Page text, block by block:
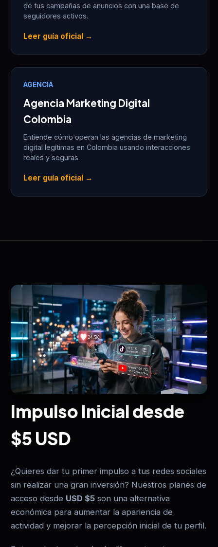
de tus campañas de anuncios con una base de
seguidores activos.
Leer guía oficial →
AGENCIA
Agencia Marketing Digital
Colombia
Entiende cómo operan las agencias de marketing
digital legítimas en Colombia usando interacciones
reales y seguras.
Leer guía oficial →
Impulso Inicial desde
$5 USD
¿Quieres dar tu primer impulso a tus redes sociales
sin realizar una gran inversión? Nuestros planes de
acceso desde USD $5 son una alternativa
económica para aumentar la apariencia de
actividad y mejorar la percepción inicial de tu perfil.